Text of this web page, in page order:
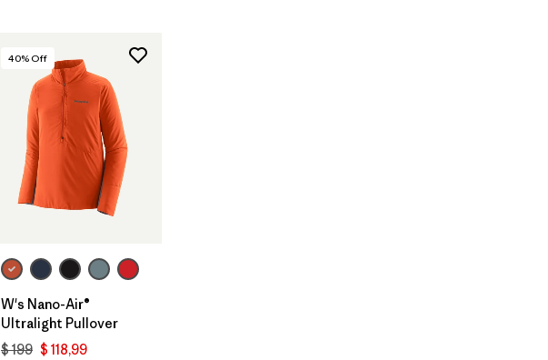
40% Off
W's Nano-Air®
Ultralight Pullover
$ 199 $ 118,99